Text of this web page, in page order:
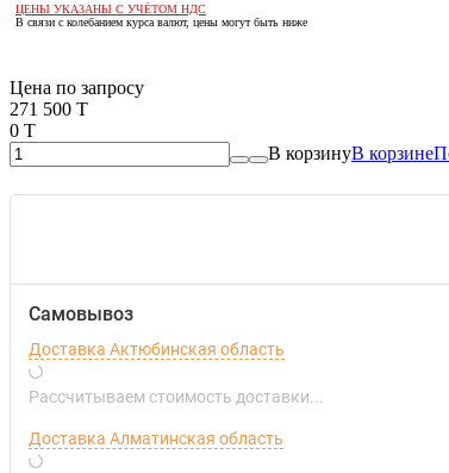
ЦЕНЫ УКАЗАНЫ С УЧЁТОМ НДС
В связи с колебанием курса валют, цены могут быть ниже
Цена по запросу
271 500 T
0 T
В корзинуВ корзине
Самовывоз
Доставка Актюбинская область
Рассчитываем стоимость доставки...
Доставка Алматинская область